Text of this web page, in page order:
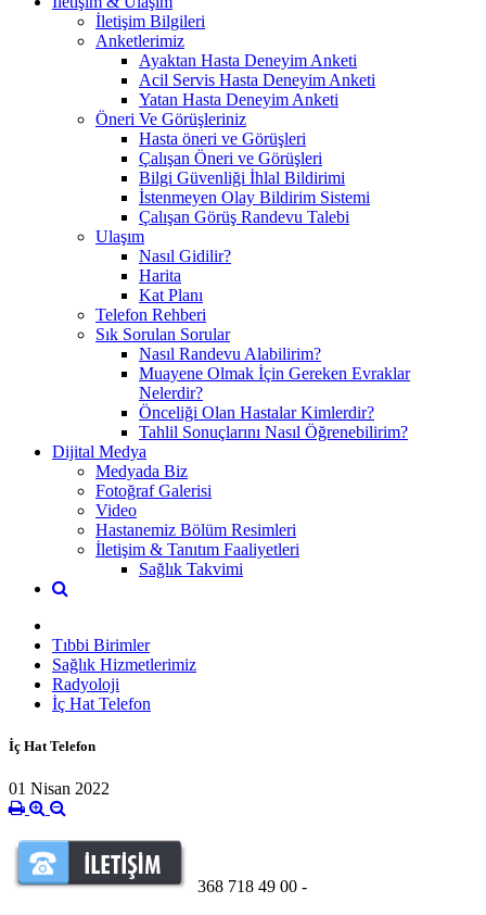
İletişim Bilgileri
Anketlerimiz
Ayaktan Hasta Deneyim Anketi
Acil Servis Hasta Deneyim Anketi
Yatan Hasta Deneyim Anketi
Öneri Ve Görüşleriniz
Hasta öneri ve Görüşleri
Çalışan Öneri ve Görüşleri
Bilgi Güvenliği İhlal Bildirimi
İstenmeyen Olay Bildirim Sistemi
Çalışan Görüş Randevu Talebi
Ulaşım
Nasıl Gidilir?
Harita
Kat Planı
Telefon Rehberi
Sık Sorulan Sorular
Nasıl Randevu Alabilirim?
Muayene Olmak İçin Gereken Evraklar
Nelerdir?
Önceliği Olan Hastalar Kimlerdir?
Tahlil Sonuçlarını Nasıl Öğrenebilirim?
Dijital Medya
Medyada Biz
Fotoğraf Galerisi
Video
Hastanemiz Bölüm Resimleri
İletişim & Tanıtım Faaliyetleri
Sağlık Takvimi
Tıbbi Birimler
Sağlık Hizmetlerimiz
Radyoloji
İç Hat Telefon
İç Hat Telefon
01 Nisan 2022
368 718 49 00 -